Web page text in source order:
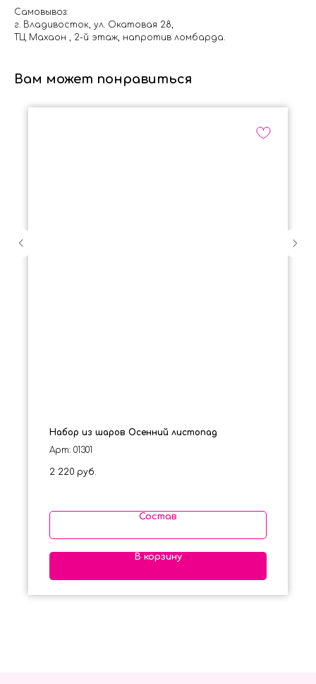
Самовывоз:
г. Владивосток, ул. Окатовая 28,
ТЦ Махаон , 2-й этаж, напротив ломбарда.
Вам может понравиться
Набор из шаров Осенний листопад
Арт: 01301
2 220 руб.
Состав
В корзину